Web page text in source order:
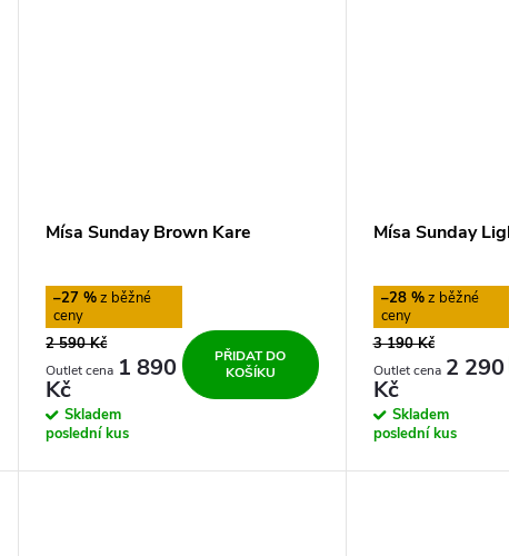
Mísa Sunday Brown Kare
–27 %
2 590 Kč
1 890
Kč
Skladem
poslední kus
PŘIDAT DO
KOŠÍKU
Mísa Sunday
–28 %
3 190 Kč
2 290
Kč
Skladem
poslední kus